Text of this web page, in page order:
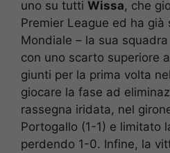
uno su tutti Wissa, che
Premier League ed ha già
Mondiale – la sua
con uno scarto superiore
giunti per la prima volta
giocare la fase ad
rassegna iridata, nel
Portogallo (1-1) e limitato
perdendo 1-0. Infine, la